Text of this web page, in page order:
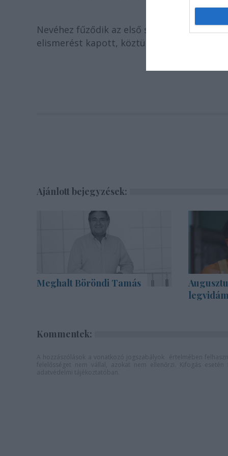
Nevéhez fűződik az első sajtófotó
elismerést kapott, köztük 2000-ben
Ajánlott bejegyzések:
Meghalt Böröndi Tamás
Kommentek: